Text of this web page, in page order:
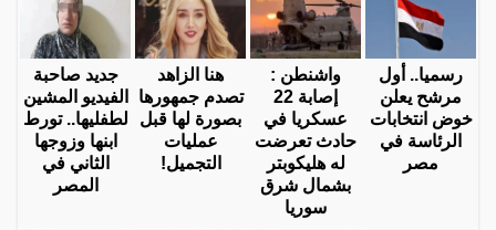
رسميا.. أول
مرشح يعلن
خوض انتخابات
الرئاسة في
مصر
واشنطن :
إصابة 22
عسكريا في
حادث تعرضت
له هليكوبتر
بشمال شرق
سوريا
هنا الزاهد
تصدم جمهورها
بصورة لها قبل
عمليات
التجميل!
جديد صاحبة
الفيديو المشين
لطفليها.. تورط
ابنها وزوجها
الثاني في
المصر